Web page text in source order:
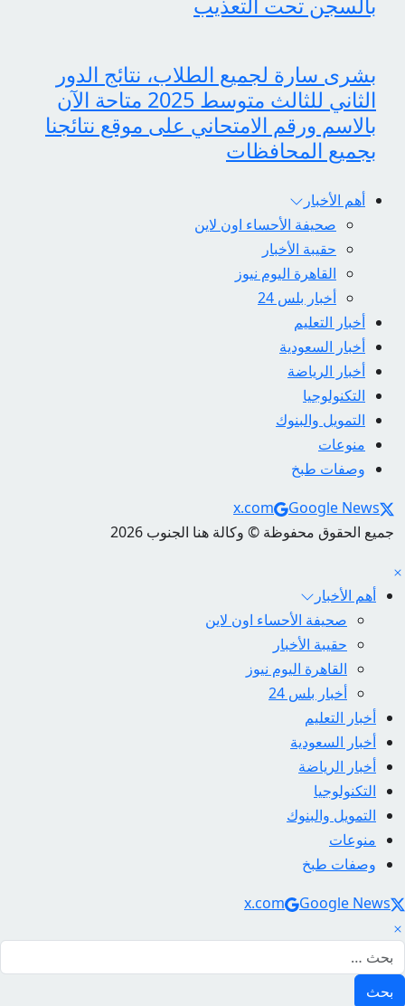
بشرى سارة لجميع الطلاب، نتائج الدور
الثاني للثالث متوسط 2025 متاحة الآن
بالاسم ورقم الامتحاني على موقع نتائجنا
بجميع المحافظات
أهم الأخبار
صحيفة الأحساء اون لاين
حقيبة الأخبار
القاهرة اليوم نيوز
أخبار بلس 24
أخبار التعليم
أخبار السعودية
أخبار الرياضة
التكنولوجيا
التمويل والبنوك
منوعات
وصفات طبخ
Social Links
x.com
Google News
جميع الحقوق محفوظة © وكالة هنا الجنوب 2026
أهم الأخبار
صحيفة الأحساء اون لاين
حقيبة الأخبار
القاهرة اليوم نيوز
أخبار بلس 24
أخبار التعليم
أخبار السعودية
أخبار الرياضة
التكنولوجيا
التمويل والبنوك
منوعات
وصفات طبخ
Social Links
x.com Google News
البحث عن: